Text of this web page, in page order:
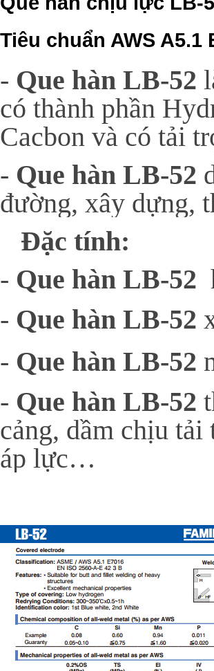
Tiêu chuẩn AWS A5.1
- Que hàn LB-52
có thành phần
Cacbon và có tải
- Que hàn LB-52
đường, xây dựng,
Đặc tính:
- Que hàn LB-52
- Que hàn LB-52
- Que hàn LB-52
- Que hàn LB-52
cảng, dầm chịu
áp lực…